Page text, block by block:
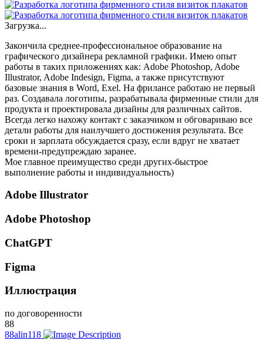
Загрузка...
Закончила среднее-профессиональное образование на
графического дизайнера рекламной графики. Имею опыт
работы в таких приложениях как: Adobe Photoshop, Adobe
Illustrator, Adobe Indesign, Figma, а также присутствуют
базовые знания в Word, Exel. На фрилансе работаю не первый
раз. Создавала логотипы, разрабатывала фирменные стили для
продукта и проектировала дизайны для различных сайтов.
Всегда легко нахожу контакт с заказчиком и обговариваю все
детали работы для наилучшего достижения результата. Все
сроки и зарплата обсуждается сразу, если вдруг не хватает
времени-предупреждаю заранее.
Мое главное преимущество среди других-быстрое
выполнение работы и индивидуальность)
Adobe Illustrator
Adobe Photoshop
ChatGPT
Figma
Иллюстрация
по договоренности
88
88alin118